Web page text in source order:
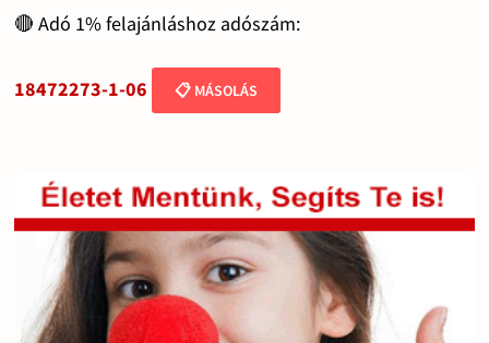
🔴 Adó 1% felajánláshoz adószám:
18472273-1-06 📋 MÁSOLÁS